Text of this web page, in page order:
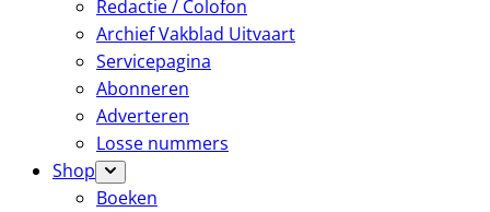
Redactie / Colofon
Archief Vakblad Uitvaart
Servicepagina
Abonneren
Adverteren
Losse nummers
Shop
Boeken